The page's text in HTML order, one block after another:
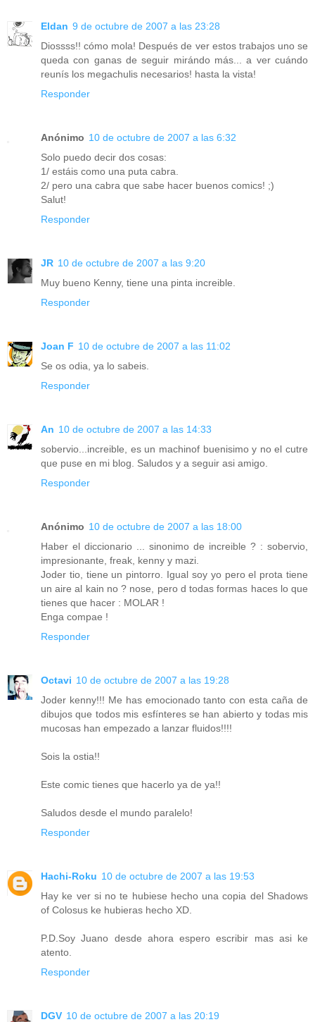
Eldan 9 de octubre de 2007 a las 23:28
Diossss!! cómo mola! Después de ver estos trabajos uno se
queda con ganas de seguir mirándo más... a ver cuándo
reunís los megachulis necesarios! hasta la vista!
Responder
Anónimo 10 de octubre de 2007 a las 6:32
Solo puedo decir dos cosas:
1/ estáis como una puta cabra.
2/ pero una cabra que sabe hacer buenos comics! ;)
Salut!
Responder
JR 10 de octubre de 2007 a las 9:20
Muy bueno Kenny, tiene una pinta increible.
Responder
Joan F 10 de octubre de 2007 a las 11:02
Se os odia, ya lo sabeis.
Responder
An 10 de octubre de 2007 a las 14:33
sobervio...increible, es un machinof buenisimo y no el cutre
que puse en mi blog. Saludos y a seguir asi amigo.
Responder
Anónimo 10 de octubre de 2007 a las 18:00
Haber el diccionario ... sinonimo de increible ? : sobervio,
impresionante, freak, kenny y mazi.
Joder tio, tiene un pintorro. Igual soy yo pero el prota tiene
un aire al kain no ? nose, pero d todas formas haces lo que
tienes que hacer : MOLAR !
Enga compae !
Responder
Octavi 10 de octubre de 2007 a las 19:28
Joder kenny!!! Me has emocionado tanto con esta caña de
dibujos que todos mis esfínteres se han abierto y todas mis
mucosas han empezado a lanzar fluidos!!!!
Sois la ostia!!
Este comic tienes que hacerlo ya de ya!!
Saludos desde el mundo paralelo!
Responder
Hachi-Roku 10 de octubre de 2007 a las 19:53
Hay ke ver si no te hubiese hecho una copia del Shadows
of Colosus ke hubieras hecho XD.
P.D.Soy Juano desde ahora espero escribir mas asi ke
atento.
Responder
DGV 10 de octubre de 2007 a las 20:19